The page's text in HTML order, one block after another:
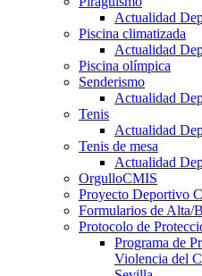
Actualidad
Piscina climatizada
Actualidad
Piscina olímpica
Senderismo
Actualidad
Tenis
Actualidad
Tenis de mesa
Actualidad
OrgulloCMIS
Proyecto Deportivo
Formularios de Alta/
Protocolo de
Programa de
Violencia del